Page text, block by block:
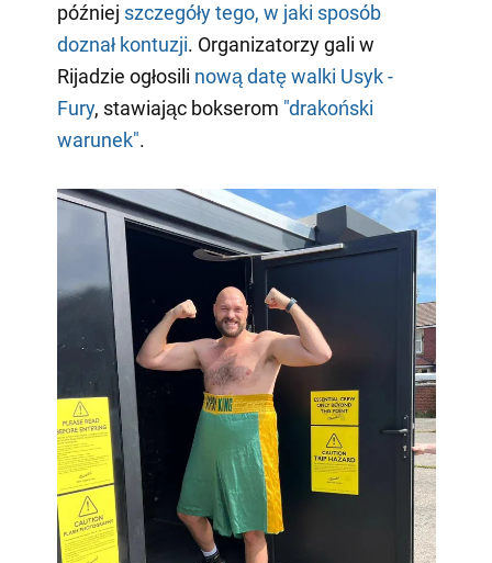
później szczegóły tego, w jaki sposób
doznał kontuzji. Organizatorzy gali w
Rijadzie ogłosili nową datę walki Usyk -
Fury, stawiając bokserom "drakoński
warunek".